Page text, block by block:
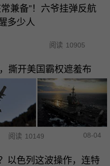
常兼备”！六爷挂弹反航
多少人
阅读 10905
撕开美国霸权遮羞布
阅读 10149 08-04
以色列这波操作，连特